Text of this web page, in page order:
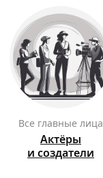
Все главные лица
Актёры
и создатели